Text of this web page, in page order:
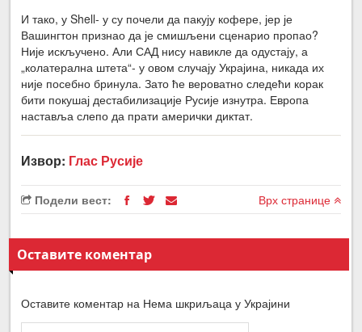
И тако, у Shell- у су почели да пакују кофере, јер је
Вашингтон признао да је смишљени сценарио пропао?
Није искључено. Али САД нису навикле да одустају, а
„колатерална штета“- у овом случају Украјина, никада их
није посебно бринула. Зато ће вероватно следећи корак
бити покушај дестабилизације Русије изнутра. Европа
наставља слепо да прати амерички диктат.
Извор: Глас Русије
Подели вест: Врх странице
Оставите коментар
Оставите коментар на Нема шкриљаца у Украјини